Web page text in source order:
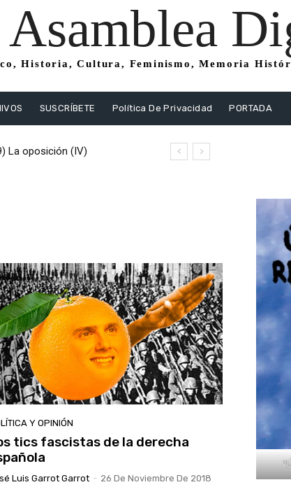
Asamblea
Historia, Cultura, Feminismo, Memoria
SUSCRÍBETE Política De Privacidad PORTADA
La oposición (IV)
Y OPINIÓN
tics fascistas de la derecha
Luis Garrot Garrot - 26 De Noviembre De 2018